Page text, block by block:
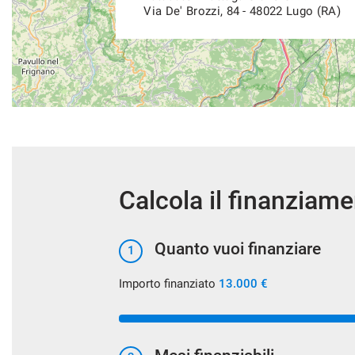
Via De' Brozzi, 84 - 48022 Lugo (RA)
Calcola il
1 Quanto vuoi finanziare
Importo finanziato 13.000 €